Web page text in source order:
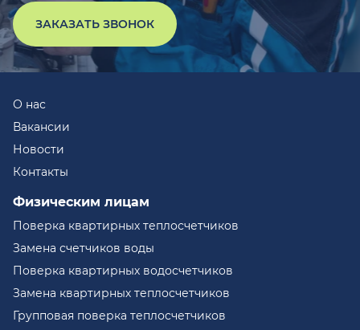
ЗАКАЗАТЬ ЗВОНОК
О нас
Вакансии
Новости
Контакты
Физическим лицам
Поверка квартирных теплосчетчиков
Замена счетчиков воды
Поверка квартирных водосчетчиков
Замена квартирных теплосчетчиков
Групповая поверка теплосчетчиков